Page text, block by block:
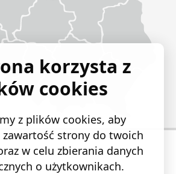
korzysta z
cookies
z plików cookies, aby
strony do twoich
w celu zbierania danych
o użytkownikach.